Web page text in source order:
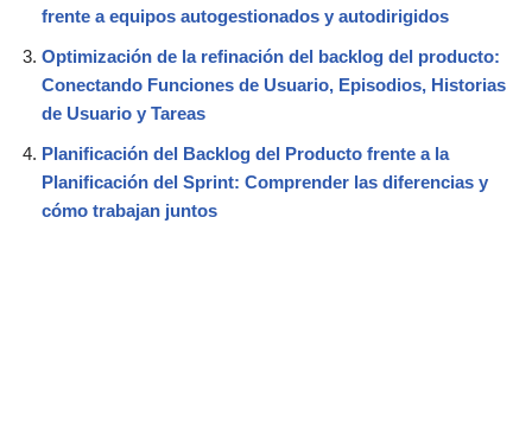
frente a equipos autogestionados y autodirigidos
Optimización de la refinación del backlog del producto:
Conectando Funciones de Usuario, Episodios, Historias
de Usuario y Tareas
Planificación del Backlog del Producto frente a la
Planificación del Sprint: Comprender las diferencias y
cómo trabajan juntos